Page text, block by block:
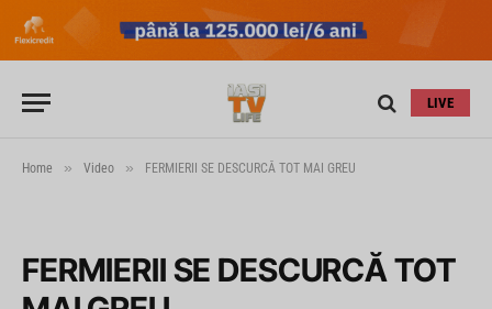
LIVE
Home » Video » FERMIERII SE DESCURCĂ TOT MAI GREU
FERMIERII SE DESCURCĂ TOT